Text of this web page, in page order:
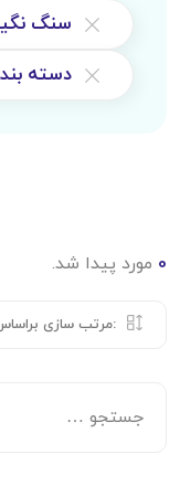
سنگ
دسته
0 مورد پیدا شد.
مرتب سازی براساس: